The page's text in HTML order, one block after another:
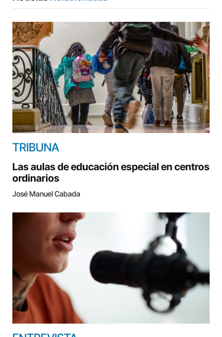
TRIBUNA
Las aulas de educación especial en centros
ordinarios
José Manuel Cabada